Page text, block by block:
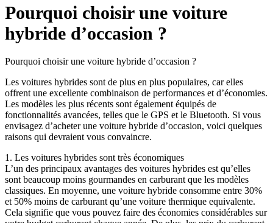
Pourquoi choisir une voiture
hybride d’occasion ?
Pourquoi choisir une voiture hybride d’occasion ?
Les voitures hybrides sont de plus en plus populaires, car elles
offrent une excellente combinaison de performances et d’économies.
Les modèles les plus récents sont également équipés de
fonctionnalités avancées, telles que le GPS et le Bluetooth. Si vous
envisagez d’acheter une voiture hybride d’occasion, voici quelques
raisons qui devraient vous convaincre.
1. Les voitures hybrides sont très économiques
L’un des principaux avantages des voitures hybrides est qu’elles
sont beaucoup moins gourmandes en carburant que les modèles
classiques. En moyenne, une voiture hybride consomme entre 30%
et 50% moins de carburant qu’une voiture thermique equivalente.
Cela signifie que vous pouvez faire des économies considérables sur